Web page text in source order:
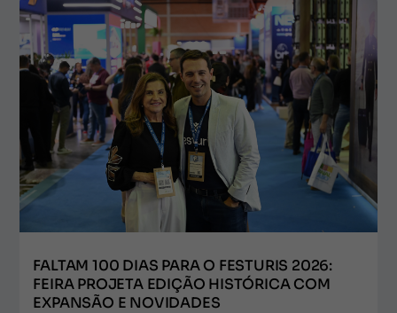
FALTAM 100 DIAS PARA O FESTURIS 2026:
FEIRA PROJETA EDIÇÃO HISTÓRICA COM
EXPANSÃO E NOVIDADES